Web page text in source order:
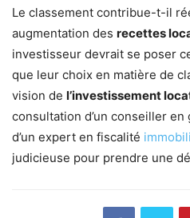
Le classement contribue-t-il
augmentation des recettes
investisseur devrait se poser
que leur choix en matière de
vision de l’investissement
consultation d’un conseiller
d’un expert en fiscalité
judicieuse pour prendre une